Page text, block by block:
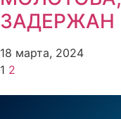
ЗАДЕРЖАН
18 марта, 2024
1 2